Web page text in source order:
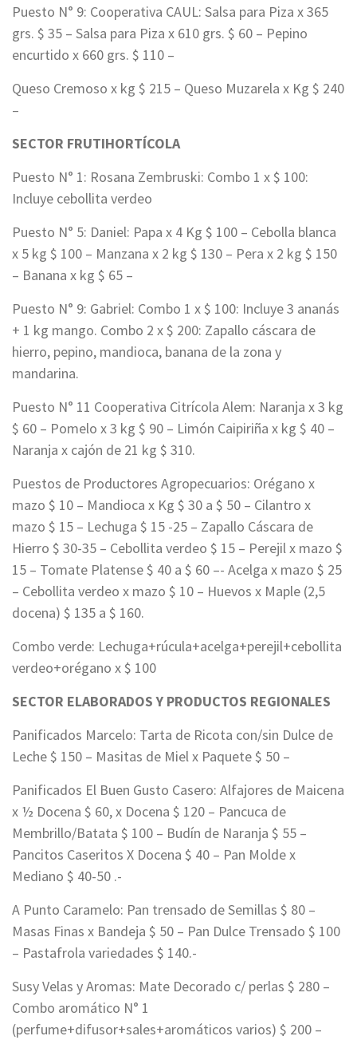
Puesto N° 9: Cooperativa CAUL: Salsa para Piza x 365
grs. $ 35 – Salsa para Piza x 610 grs. $ 60 – Pepino
encurtido x 660 grs. $ 110 –
Queso Cremoso x kg $ 215 – Queso Muzarela x Kg $ 240
–
SECTOR FRUTIHORTÍCOLA
Puesto N° 1: Rosana Zembruski: Combo 1 x $ 100:
Incluye cebollita verdeo
Puesto N° 5: Daniel: Papa x 4 Kg $ 100 – Cebolla blanca
x 5 kg $ 100 – Manzana x 2 kg $ 130 – Pera x 2 kg $ 150
– Banana x kg $ 65 –
Puesto N° 9: Gabriel: Combo 1 x $ 100: Incluye 3 ananás
+ 1 kg mango. Combo 2 x $ 200: Zapallo cáscara de
hierro, pepino, mandioca, banana de la zona y
mandarina.
Puesto N° 11 Cooperativa Citrícola Alem: Naranja x 3 kg
$ 60 – Pomelo x 3 kg $ 90 – Limón Caipiriña x kg $ 40 –
Naranja x cajón de 21 kg $ 310.
Puestos de Productores Agropecuarios: Orégano x
mazo $ 10 – Mandioca x Kg $ 30 a $ 50 – Cilantro x
mazo $ 15 – Lechuga $ 15 -25 – Zapallo Cáscara de
Hierro $ 30-35 – Cebollita verdeo $ 15 – Perejil x mazo $
15 – Tomate Platense $ 40 a $ 60 –- Acelga x mazo $ 25
– Cebollita verdeo x mazo $ 10 – Huevos x Maple (2,5
docena) $ 135 a $ 160.
Combo verde: Lechuga+rúcula+acelga+perejil+cebollita
verdeo+orégano x $ 100
SECTOR ELABORADOS Y PRODUCTOS REGIONALES
Panificados Marcelo: Tarta de Ricota con/sin Dulce de
Leche $ 150 – Masitas de Miel x Paquete $ 50 –
Panificados El Buen Gusto Casero: Alfajores de Maicena
x ½ Docena $ 60, x Docena $ 120 – Pancuca de
Membrillo/Batata $ 100 – Budín de Naranja $ 55 –
Pancitos Caseritos X Docena $ 40 – Pan Molde x
Mediano $ 40-50 .-
A Punto Caramelo: Pan trensado de Semillas $ 80 –
Masas Finas x Bandeja $ 50 – Pan Dulce Trensado $ 100
– Pastafrola variedades $ 140.-
Susy Velas y Aromas: Mate Decorado c/ perlas $ 280 –
Combo aromático N° 1
(perfume+difusor+sales+aromáticos varios) $ 200 –